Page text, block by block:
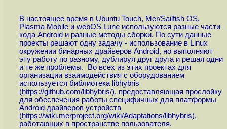
В настоящее время в Ubuntu Touch, Mer/Sailfish OS,
Plasma Mobile и webOS Lune используются разные части
кода Android и разные методы сборки. По сути данные
проекты решают одну задачу - использование в Linux
окружении бинарных драйверов Android, но выполняют
эту работу по разному, дублируя друг друга и решая одни
и те же проблемы. Во всех из этих проектах для
организации взаимодействия с оборудованием
используется библиотека libhybris
(https://github.com/libhybris/), предоставляющая прослойку
для обеспечения работы специфичных для платформы
Android драйверов устройств
(https://wiki.merproject.org/wiki/Adaptations/libhybris),
работающих в пространстве пользователя.